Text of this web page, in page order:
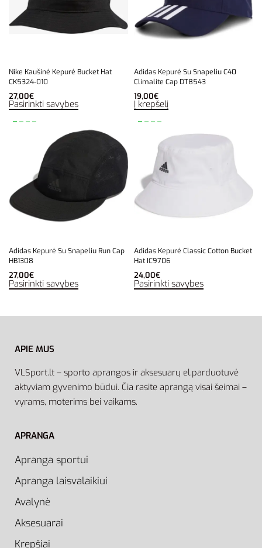
Nike Kaušinė Kepurė Bucket Hat
CK5324-010
27,00€
Pasirinkti savybes
Adidas Kepurė Su Snapeliu C40
Climalite Cap DT8543
19,00€
Į krepšelį
Adidas Kepurė Su Snapeliu Run Cap
HB1308
27,00€
Pasirinkti savybes
Adidas Kepurė Classic Cotton Bucket
Hat IC9706
24,00€
Pasirinkti savybes
APIE MUS
VLSport.lt – sporto aprangos ir aksesuarų el.parduotuvė
aktyviam gyvenimo būdui. Čia rasite aprangą visai šeimai –
vyrams, moterims bei vaikams.
APRANGA
Apranga sportui
Apranga laisvalaikiui
Avalynė
Aksesuarai
Krepšiai